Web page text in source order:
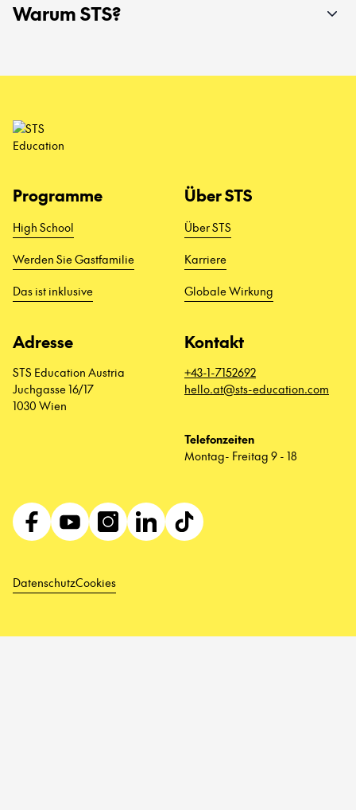
Warum STS?
Programme
High School
Werden Sie Gastfamilie
Das ist inklusive
Über STS
Über STS
Karriere
Globale Wirkung
Adresse
STS Education Austria
Juchgasse 16/17
1030 Wien
Kontakt
+43-1-7152692
hello.at@sts-education.com
Telefonzeiten
Montag- Freitag 9 - 18
DatenschutzCookies